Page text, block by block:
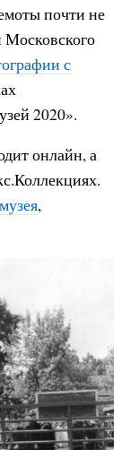
почти не
с
2020».
онлайн, а
,